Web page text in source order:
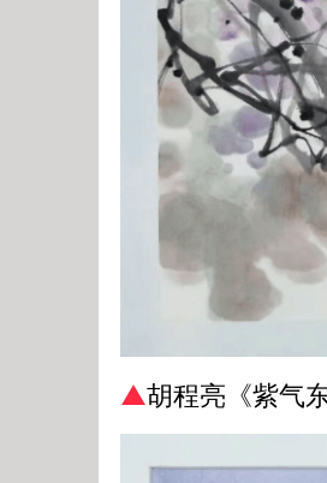
▲胡程亮《紫气